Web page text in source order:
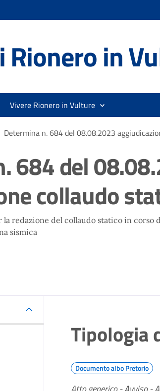
Rionero in
Vivere Rionero in Vulture
Determina n. 684 del 08.08.2023
684 del
collaudo
redazione del collaudo statico in corso
sismica
Tipologia
Documento albo Pretorio